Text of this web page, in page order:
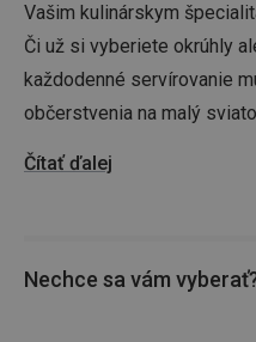
Vašim kulinárskym
Či už si vyberiete okrúhly
každodenné servírovanie
občerstvenia na malý
Čítať ďalej
Nechce sa vám